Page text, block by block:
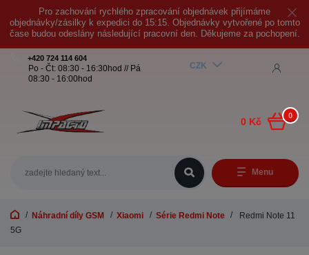
Pro zachování rychlého zpracování objednávek přijímáme
objednávky/zásilky k expedici do 15:15. Objednávky vytvořené po tomto
čase budou odeslány následující pracovní den. Děkujeme za pochopení.
Menu
CZK
+420 724 114 604
Po - Čt: 08:30 - 16:30hod // Pá
08:30 - 16:00hod
0
0 Kč
Náhradní díly GSM Xiaomi Série Redmi Note
Redmi Note 11
5G